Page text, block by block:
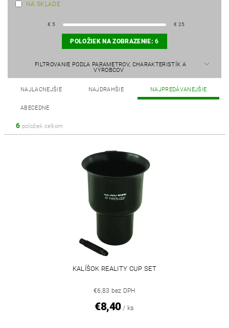
NA SKLADE
€ 5 € 25
POLOŽIEK NA ZOBRAZENIE:6
FILTROVANIE PODĽA PARAMETROV, CHARAKTERISTÍK A
VÝROBCOV
NAJLACNEJŠIE NAJDRAHŠIE NAJPREDÁVANEJŠIE
ABECEDNE
6 položiek celkom
KALÍŠOK REALITY CUP SET
€6,83 bez DPH
€8,40 / ks